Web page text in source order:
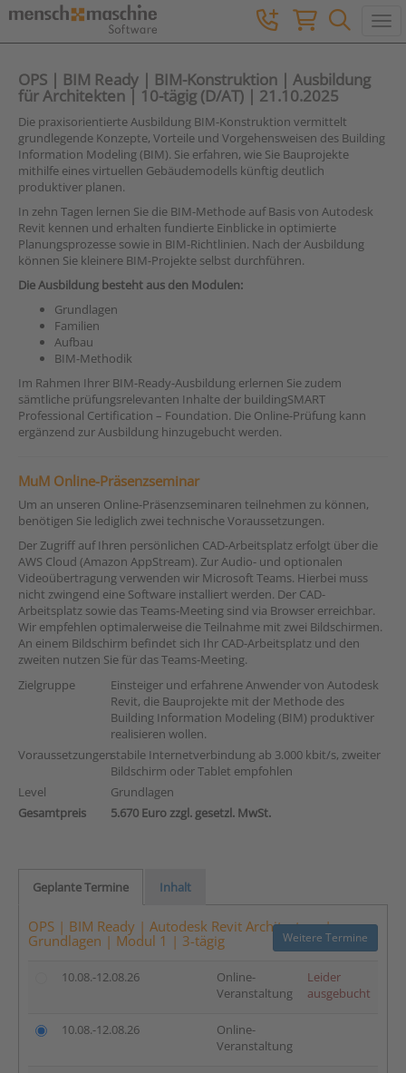
OPS | BIM Ready | BIM-Konstruktion | Ausbildung
für Architekten | 10-tägig (D/AT) | 21.10.2025
Die praxisorientierte Ausbildung BIM-Konstruktion vermittelt
grundlegende Konzepte, Vorteile und Vorgehensweisen des Building
Information Modeling (BIM). Sie erfahren, wie Sie Bauprojekte
mithilfe eines virtuellen Gebäudemodells künftig deutlich
produktiver planen.
In zehn Tagen lernen Sie die BIM-Methode auf Basis von Autodesk
Revit kennen und erhalten fundierte Einblicke in optimierte
Planungsprozesse sowie in BIM-Richtlinien. Nach der Ausbildung
können Sie kleinere BIM-Projekte selbst durchführen.
Die Ausbildung besteht aus den Modulen:
Grundlagen
Familien
Aufbau
BIM-Methodik
Im Rahmen Ihrer BIM-Ready-Ausbildung erlernen Sie zudem
sämtliche prüfungsrelevanten Inhalte der buildingSMART
Professional Certification – Foundation. Die Online-Prüfung kann
ergänzend zur Ausbildung hinzugebucht werden.
MuM Online-Präsenzseminar
Um an unseren Online-Präsenzseminaren teilnehmen zu können,
benötigen Sie lediglich zwei technische Voraussetzungen.
Der Zugriff auf Ihren persönlichen CAD-Arbeitsplatz erfolgt über die
AWS Cloud (Amazon AppStream). Zur Audio- und optionalen
Videoübertragung verwenden wir Microsoft Teams. Hierbei muss
nicht zwingend eine Software installiert werden. Der CAD-
Arbeitsplatz sowie das Teams-Meeting sind via Browser erreichbar.
Wir empfehlen optimalerweise die Teilnahme mit zwei Bildschirmen.
An einem Bildschirm befindet sich Ihr CAD-Arbeitsplatz und den
zweiten nutzen Sie für das Teams-Meeting.
Zielgruppe
Einsteiger und erfahrene Anwender von Autodesk
Revit, die Bauprojekte mit der Methode des
Building Information Modeling (BIM) produktiver
realisieren wollen.
Voraussetzungenstabile Internetverbindung ab 3.000 kbit/s, zweiter
Bildschirm oder Tablet empfohlen
Level
Grundlagen
Gesamtpreis
5.670 Euro zzgl. gesetzl. MwSt.
Geplante Termine Inhalt
OPS | BIM Ready | Autodesk Revit Architecture |
Grundlagen | Modul 1 | 3-tägig
Weitere Termine
10.08.-12.08.26
Online-
Veranstaltung
Leider
ausgebucht
10.08.-12.08.26
Online-
Veranstaltung